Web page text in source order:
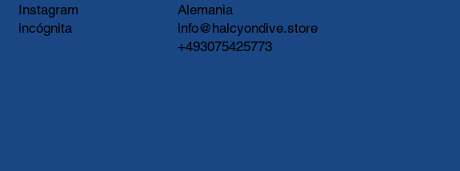
Instagram
incógnita
Alemania
info@halcyondive.store
+493075425773